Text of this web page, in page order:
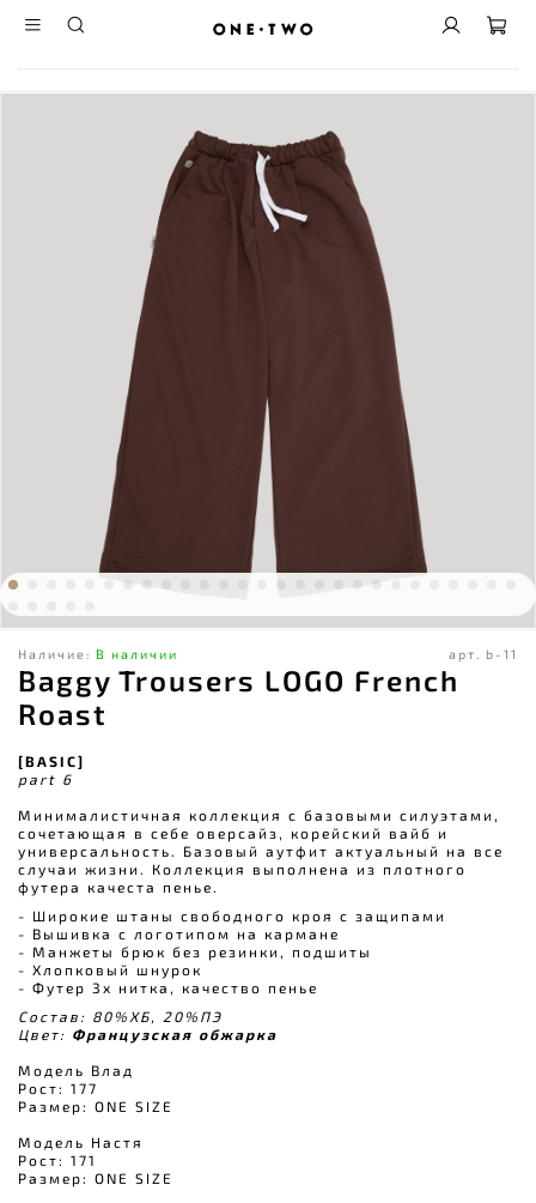
арт. b-11
Наличие: В наличии
Baggy Trousers LOGO French
Roast
[BASIC]
part 6
Минималистичная коллекция с базовыми силуэтами,
сочетающая в себе оверсайз, корейский вайб и
универсальность. Базовый аутфит актуальный на все
случаи жизни. Коллекция выполнена из плотного
футера качеста пенье.
- Широкие штаны свободного кроя c защипами
- Вышивка с логотипом на кармане
- Манжеты брюк без резинки, подшиты
- Хлопковый шнурок
- Футер 3х нитка, качество пенье
Состав: 80%ХБ, 20%ПЭ
Цвет: Французская обжарка
Модель Влад
Рост: 177
Размер: ONE SIZE
Модель Настя
Рост: 171
Размер: ONE SIZE